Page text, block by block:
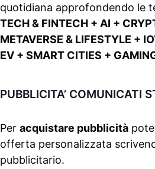
quotidiana approfondendo le
TECH & FINTECH + AI +
METAVERSE & LIFESTYLE +
EV + SMART CITIES +
PUBBLICITA’ COMUNICATI
Per acquistare pubblicità
offerta personalizzata
pubblicitario.